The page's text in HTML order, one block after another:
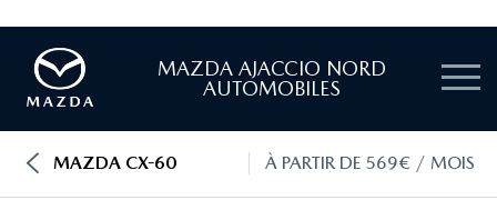
MAZDA AJACCIO NORD
AUTOMOBILES
MAZDA CX-60 À PARTIR DE 569€ / MOIS